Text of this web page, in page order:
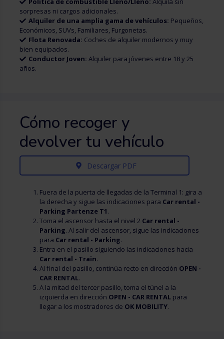
sorpresas ni cargos adicionales.
Alquiler de una amplia gama de vehículos: Pequeños,
Económicos, SUVs, Familiares, Furgonetas.
Flota Renovada: Coches de alquiler modernos y muy
bien equipados.
Conductor Joven: Alquiler para jóvenes entre 18 y 25
años.
Cómo recoger y
devolver tu vehículo
Descargar PDF
Fuera de la puerta de llegadas de la Terminal 1: gira a
la derecha y sigue las indicaciones para Car rental -
Parking Partenze T1.
Toma el ascensor hasta el nivel 2 Car rental -
Parking. Al salir del ascensor, sigue las indicaciones
para Car rental - Parking.
Entra en el pasillo siguiendo las indicaciones hacia
Car rental - Train.
Al final del pasillo, continúa recto en dirección OPEN -
CAR RENTAL.
A la mitad del tercer pasillo, toma el túnel a la
izquierda en dirección OPEN - CAR RENTAL para
llegar a los mostradores de OK MOBILITY.